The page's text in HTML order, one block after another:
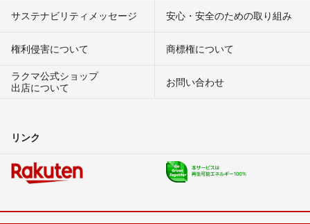
サステナビリティメッセージ 安心・安全のための取り組み
権利侵害について
商標権について
ラクマ公式ショップ
出店について
お問い合わせ
リンク